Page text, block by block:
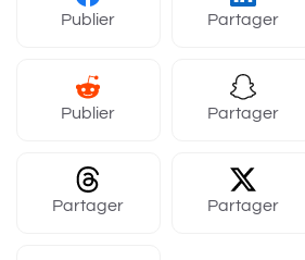
Publier Partager
Publier Partager
Partager Partager